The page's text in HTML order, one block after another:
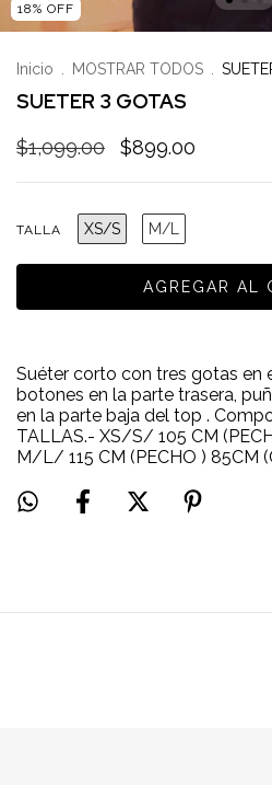
18% OFF
Inicio . MOSTRAR TODOS .
SUETER 3 GOTAS
$1,099.00 $899.00
TALLA XS/S M/L
Suéter corto con tres gotas en
botones en la parte trasera,
en la parte baja del top .
TALLAS.- XS/S/ 105 CM
M/L/ 115 CM (PECHO ) 85CM